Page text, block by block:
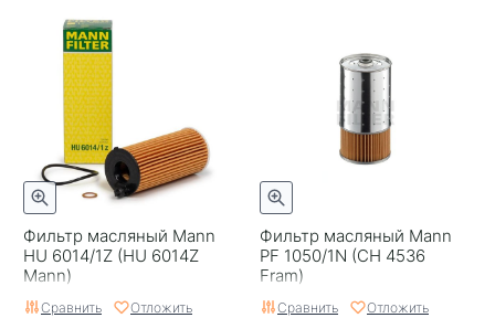
Фильтр масляный Mann
HU 6014/1Z (HU 6014Z
Mann)
Сравнить Отложить
Фильтр масляный Mann
PF 1050/1N (CH 4536
Fram)
Сравнить Отложить